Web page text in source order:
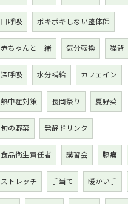
口呼吸 ボキボキしない整体師
赤ちゃんと一緒 気分転換 猫背
深呼吸 水分補給 カフェイン
熱中症対策 長岡祭り 夏野菜
旬の野菜 発酵ドリンク
食品衛生責任者 講習会 膝痛
ストレッチ 手当て 暖かい手